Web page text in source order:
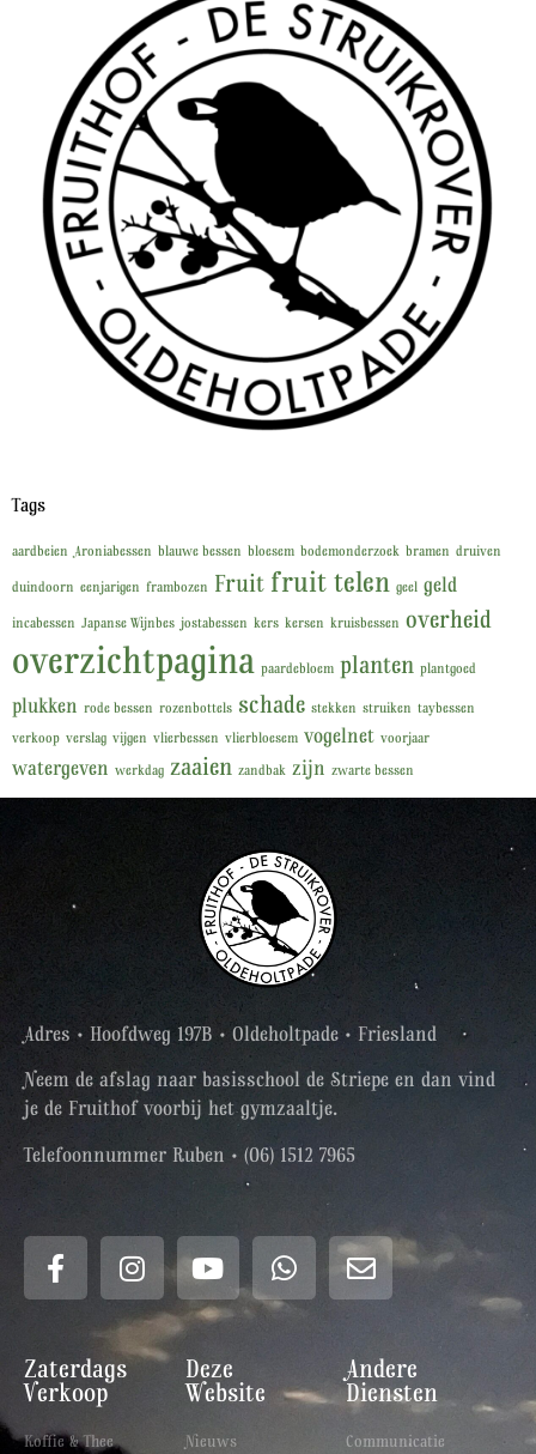
Tags
aardbeien Aroniabessen blauwe bessen bloesem bodemonderzoek bramen druiven
duindoorn eenjarigen frambozen Fruit fruit telen geel geld
incabessen Japanse Wijnbes jostabessen kers kersen kruisbessen overheid
overzichtpagina paardebloem planten plantgoed
plukken rode bessen rozenbottels schade stekken struiken taybessen
verkoop verslag vijgen vlierbessen vlierbloesem vogelnet voorjaar
watergeven werkdag zaaien zandbak zijn zwarte bessen
Adres • Hoofdweg 197B • Oldeholtpade • Friesland
Neem de afslag naar basisschool de Striepe en dan vind
je de Fruithof voorbij het gymzaaltje.
Telefoonnummer Ruben • (06) 1512 7965
Zaterdags
Verkoop
Koffie & Thee
Deze
Website
Nieuws
Andere
Diensten
Communicatie